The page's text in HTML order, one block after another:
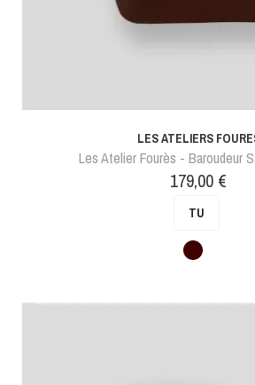
LES ATELIERS
Les Atelier Fourès - Baroudeur
Prix
179,00 €
TU
Marron